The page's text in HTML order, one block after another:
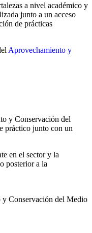
a nivel académico y
junto a un acceso
de prácticas
Aprovechamiento y
y Conservación del
práctico junto con un
en el sector y la
posterior a la
Conservación del Medio